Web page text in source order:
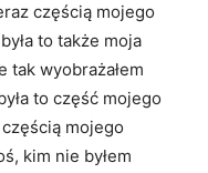
częścią mojego
to także moja
tak wyobrażałem
to część mojego
mojego
kim nie byłem